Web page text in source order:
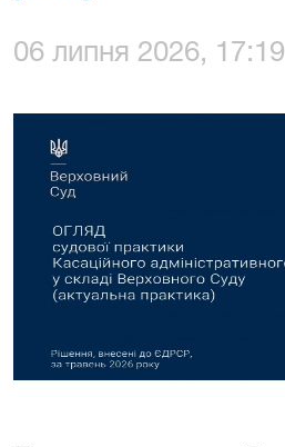
06 липня 2026, 17:19